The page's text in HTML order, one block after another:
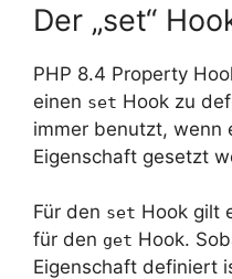
Der „set“
PHP 8.4 Property
einen set Hook zu
immer benutzt, wenn
Eigenschaft gesetzt
Für den set Hook gilt
für den get Hook.
Eigenschaft definiert